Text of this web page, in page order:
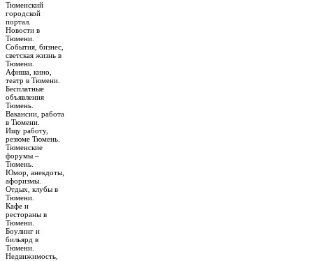
Тюменский
городской
портал.
Новости в
Тюмени.
События, бизнес,
светская жизнь в
Тюмени.
Афиша, кино,
театр в Тюмени.
Бесплатные
объявления
Тюмень.
Вакансии, работа
в Тюмени.
Ищу работу,
резюме Тюмень.
Тюменские
форумы –
Тюмень.
Юмор, анекдоты,
афоризмы.
Отдых, клубы в
Тюмени.
Кафе и
рестораны в
Тюмени.
Боулинг и
бильярд в
Тюмени.
Недвижимость,